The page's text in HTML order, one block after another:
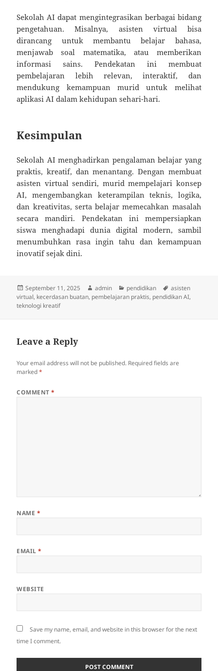
Sekolah AI dapat mengintegrasikan berbagai bidang
pengetahuan. Misalnya, asisten virtual bisa
dirancang untuk membantu belajar bahasa,
menjawab soal matematika, atau memberikan
informasi sains. Pendekatan ini membuat
pembelajaran lebih relevan, interaktif, dan
mendukung kemampuan murid untuk melihat
aplikasi AI dalam kehidupan sehari-hari.
Kesimpulan
Sekolah AI menghadirkan pengalaman belajar yang
praktis, kreatif, dan menantang. Dengan membuat
asisten virtual sendiri, murid mempelajari konsep
AI, mengembangkan keterampilan teknis, logika,
dan kreativitas, serta belajar memecahkan masalah
secara mandiri. Pendekatan ini mempersiapkan
siswa menghadapi dunia digital modern, sambil
menumbuhkan rasa ingin tahu dan kemampuan
inovatif sejak dini.
Posted
on
September 11, 2025 Author
admin Categories
pendidikan Tags
asisten
virtual, kecerdasan buatan, pembelajaran praktis, pendidikan AI,
teknologi kreatif
Leave a Reply
Your email address will not be published. Required fields are
marked*
COMMENT*
NAME *
EMAIL*
WEBSITE
Save my name, email, and website in this browser for the next
time I comment.